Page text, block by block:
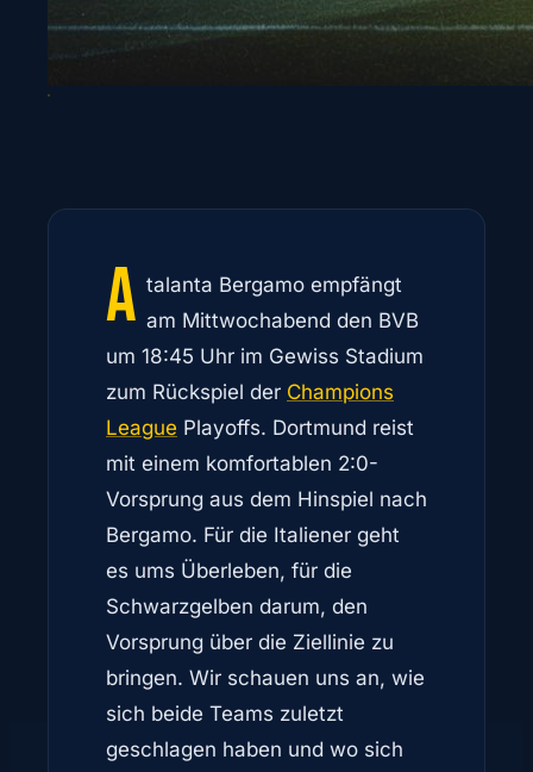
A talanta Bergamo empfängt
am Mittwochabend den BVB
um 18:45 Uhr im Gewiss Stadium
zum Rückspiel der Champions
League Playoffs. Dortmund reist
mit einem komfortablen 2:0-
Vorsprung aus dem Hinspiel nach
Bergamo. Für die Italiener geht
es ums Überleben, für die
Schwarzgelben darum, den
Vorsprung über die Ziellinie zu
bringen. Wir schauen uns an, wie
sich beide Teams zuletzt
geschlagen haben und wo sich